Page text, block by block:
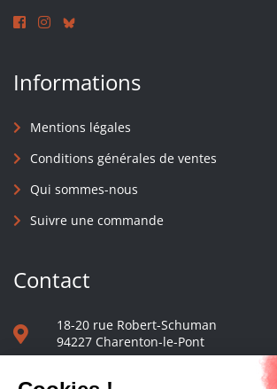
Informations
Mentions légales
Conditions générales de ventes
Qui sommes-nous
Suivre une commande
Contact
18-20 rue Robert-Schuman
94227 Charenton-le-Pont